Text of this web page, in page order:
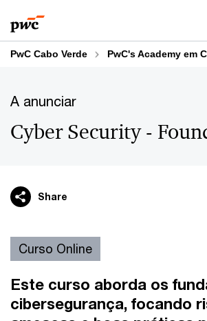
to
content
to
footer
PwC Cabo Verde PwC's Academy em
A anunciar
Cyber Security -
Share
Curso Online
Este curso aborda os
cibersegurança, focando